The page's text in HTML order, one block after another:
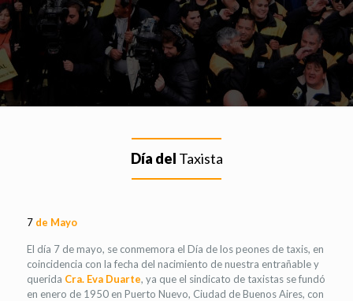
Día del Taxista
7 de Mayo
El día 7 de mayo, se conmemora el Día de los peones de taxis, en
coincidencia con la fecha del nacimiento de nuestra entrañable y
querida Cra. Eva Duarte, ya que el sindicato de taxistas se fundó
en enero de 1950 en Puerto Nuevo, Ciudad de Buenos Aires, con